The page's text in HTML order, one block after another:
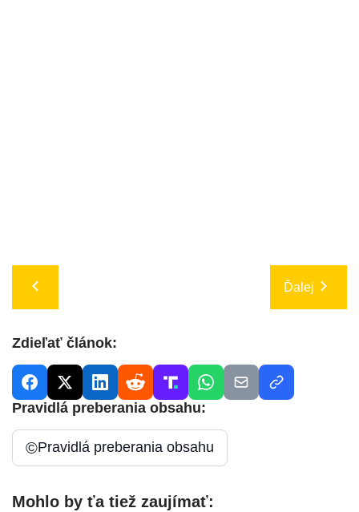
Ďalej
Zdieľať článok:
Pravidlá preberania obsahu:
©Pravidlá preberania obsahu
Mohlo by ťa tiež zaujímať: